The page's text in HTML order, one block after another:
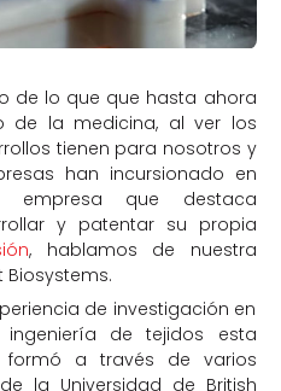
de lo que que hasta ahora
de la medicina, al ver los
tienen para nosotros y
han incursionado en
que destaca
y patentar su propia
, hablamos de nuestra
Biosystems.
de investigación en
de tejidos esta
formó a través de varios
la Universidad de British